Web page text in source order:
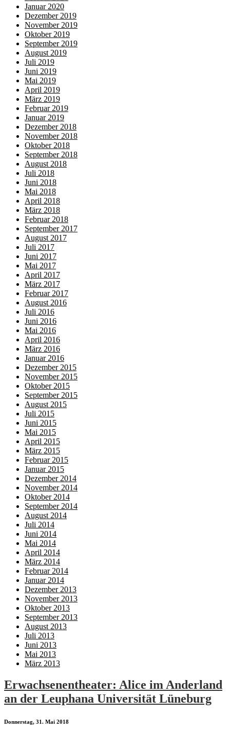
Januar 2020
Dezember 2019
November 2019
Oktober 2019
September 2019
August 2019
Juli 2019
Juni 2019
Mai 2019
April 2019
März 2019
Februar 2019
Januar 2019
Dezember 2018
November 2018
Oktober 2018
September 2018
August 2018
Juli 2018
Juni 2018
Mai 2018
April 2018
März 2018
Februar 2018
September 2017
August 2017
Juli 2017
Juni 2017
Mai 2017
April 2017
März 2017
Februar 2017
August 2016
Juli 2016
Juni 2016
Mai 2016
April 2016
März 2016
Januar 2016
Dezember 2015
November 2015
Oktober 2015
September 2015
August 2015
Juli 2015
Juni 2015
Mai 2015
April 2015
März 2015
Februar 2015
Januar 2015
Dezember 2014
November 2014
Oktober 2014
September 2014
August 2014
Juli 2014
Juni 2014
Mai 2014
April 2014
März 2014
Februar 2014
Januar 2014
Dezember 2013
November 2013
Oktober 2013
September 2013
August 2013
Juli 2013
Juni 2013
Mai 2013
März 2013
Erwachsenentheater: Alice im Anderland
an der Leuphana Universität Lüneburg
Donnerstag, 31. Mai 2018